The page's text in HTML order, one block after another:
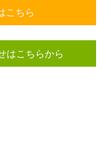
こちら
はこちらから